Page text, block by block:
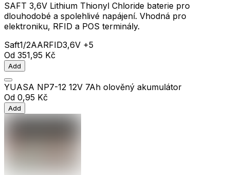
SAFT 3,6V Lithium Thionyl Chloride baterie pro
dlouhodobé a spolehlivé napájení. Vhodná pro
elektroniku, RFID a POS terminály.
Saft1/2AARFID3,6V +5
Od 351,95 Kč
Add
YUASA NP7-12 12V 7Ah olověný akumulátor
Od 0,95 Kč
Add